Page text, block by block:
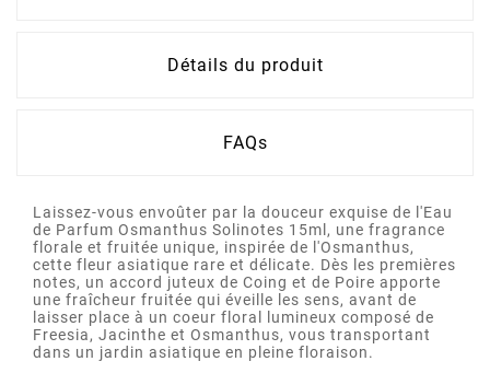
Détails du produit
FAQs
Laissez-vous envoûter par la douceur exquise de l'Eau
de Parfum Osmanthus Solinotes 15ml, une fragrance
florale et fruitée unique, inspirée de l'Osmanthus,
cette fleur asiatique rare et délicate. Dès les premières
notes, un accord juteux de Coing et de Poire apporte
une fraîcheur fruitée qui éveille les sens, avant de
laisser place à un coeur floral lumineux composé de
Freesia, Jacinthe et Osmanthus, vous transportant
dans un jardin asiatique en pleine floraison.